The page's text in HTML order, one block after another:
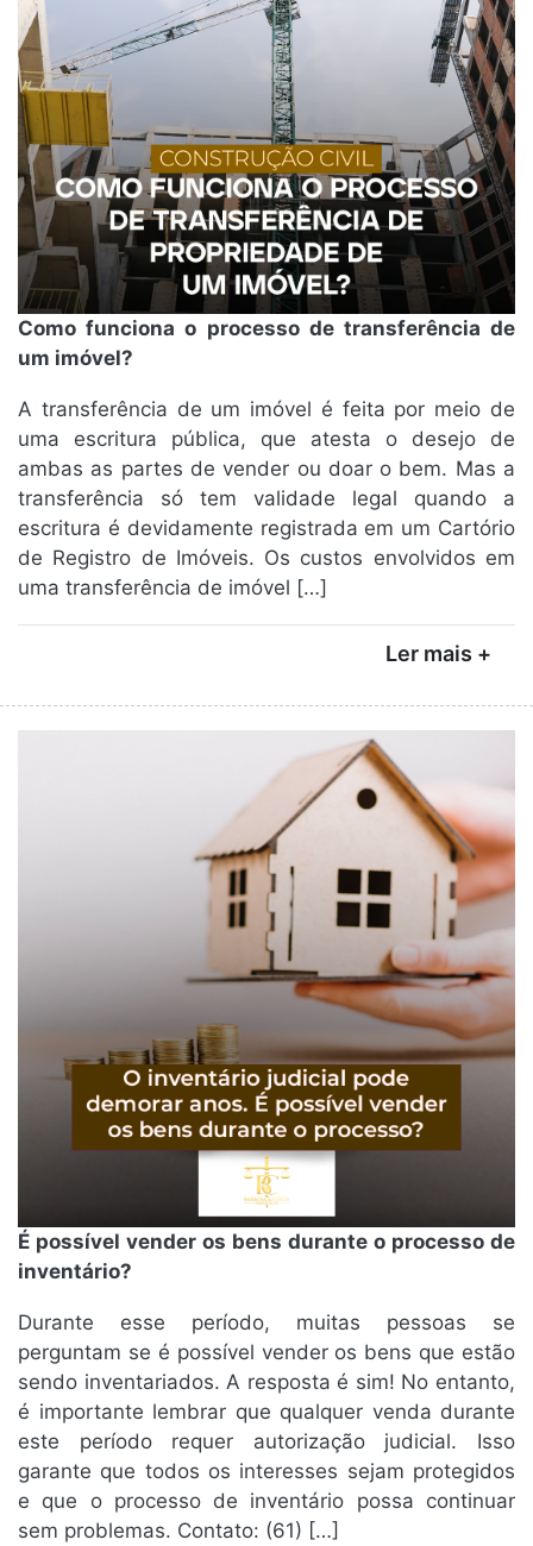
Como funciona o processo de transferência de
um imóvel?
A transferência de um imóvel é feita por meio de
uma escritura pública, que atesta o desejo de
ambas as partes de vender ou doar o bem. Mas a
transferência só tem validade legal quando a
escritura é devidamente registrada em um Cartório
de Registro de Imóveis. Os custos envolvidos em
uma transferência de imóvel […]
Ler mais +
É possível vender os bens durante o processo de
inventário?
Durante esse período, muitas pessoas se
perguntam se é possível vender os bens que estão
sendo inventariados. A resposta é sim! No entanto,
é importante lembrar que qualquer venda durante
este período requer autorização judicial. Isso
garante que todos os interesses sejam protegidos
e que o processo de inventário possa continuar
sem problemas. Contato: (61) […]